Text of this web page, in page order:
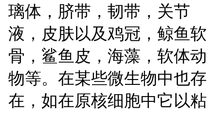
璃体，脐带，韧带，关节
液，皮肤以及鸡冠，鲸鱼软
骨，鲨鱼皮，海藻，软体动
物等。在某些微生物中也存
在，如在原核细胞中它以粘